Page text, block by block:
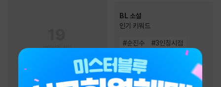
BL 소설
인기 키워드
#순진수 #3인칭시점
단정수
#사랑꾼공
순정공
#상처수 #미인수 #첫사랑